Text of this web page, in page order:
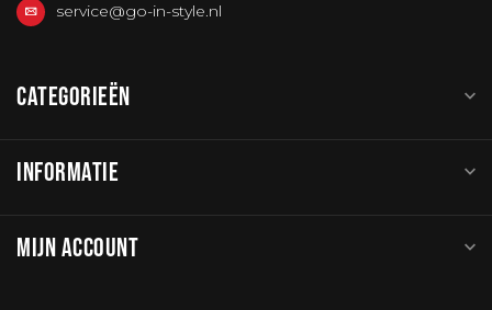
service@go-in-style.nl
CATEGORIEËN
INFORMATIE
MIJN ACCOUNT